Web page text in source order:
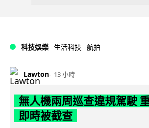
科技娛樂 生活科技 航拍
Lawton 13 小時
無人機兩周巡查違規駕駛
即時被截查